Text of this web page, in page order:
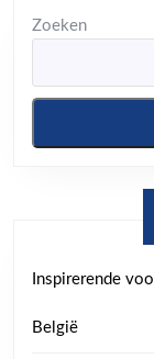
Zoeken
Inspirerende
België